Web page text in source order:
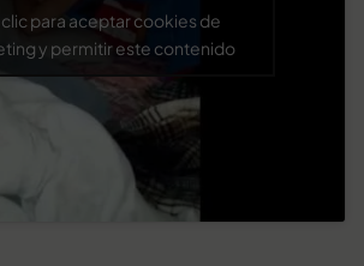
clic para aceptar cookies de
y permitir este contenido